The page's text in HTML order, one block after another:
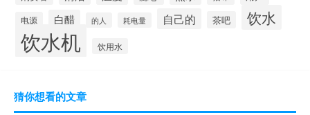
电源 白醋 的人 耗电量 自己的 茶吧 饮水
饮水机 饮用水
猜你想看的文章